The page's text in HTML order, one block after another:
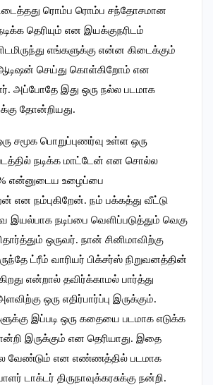
ரொம்ப ரொம்ப சந்தோசமான
தெரியும் என இயக்குநரிடம்
எங்களுக்கு என்ன கிடைக்கும்
செய்து கொள்கிறோம் என
அப்போதே இது ஒரு நல்ல படமாக
தோன்றியது.
சமூக பொறுப்புணர்வு உள்ள ஒரு
நடிக்க மாட்டேன் என சொல்ல
என்னுடைய உழைப்பை
என நம்புகிறேன். நம் பக்கத்து வீட்டு
நடிப்பை வெளிப்படுத்தும் வெகு
ஒருவர். நான் சினிமாவிற்கு
ட்ரீம் வாரியர் பிக்சர்ஸ் நிறுவனத்தின்
என்றால் தவிர்க்காமல் பார்த்து
ஒரு எதிர்பார்ப்பு இருக்கும்.
இப்படி ஒரு கதையை படமாக எடுக்க
இருக்கும் என தெரியாது. இதை
வேண்டும் என எண்ணத்தில் படமாக
டாக்டர் திருநாவுக்கரசுக்கு நன்றி.